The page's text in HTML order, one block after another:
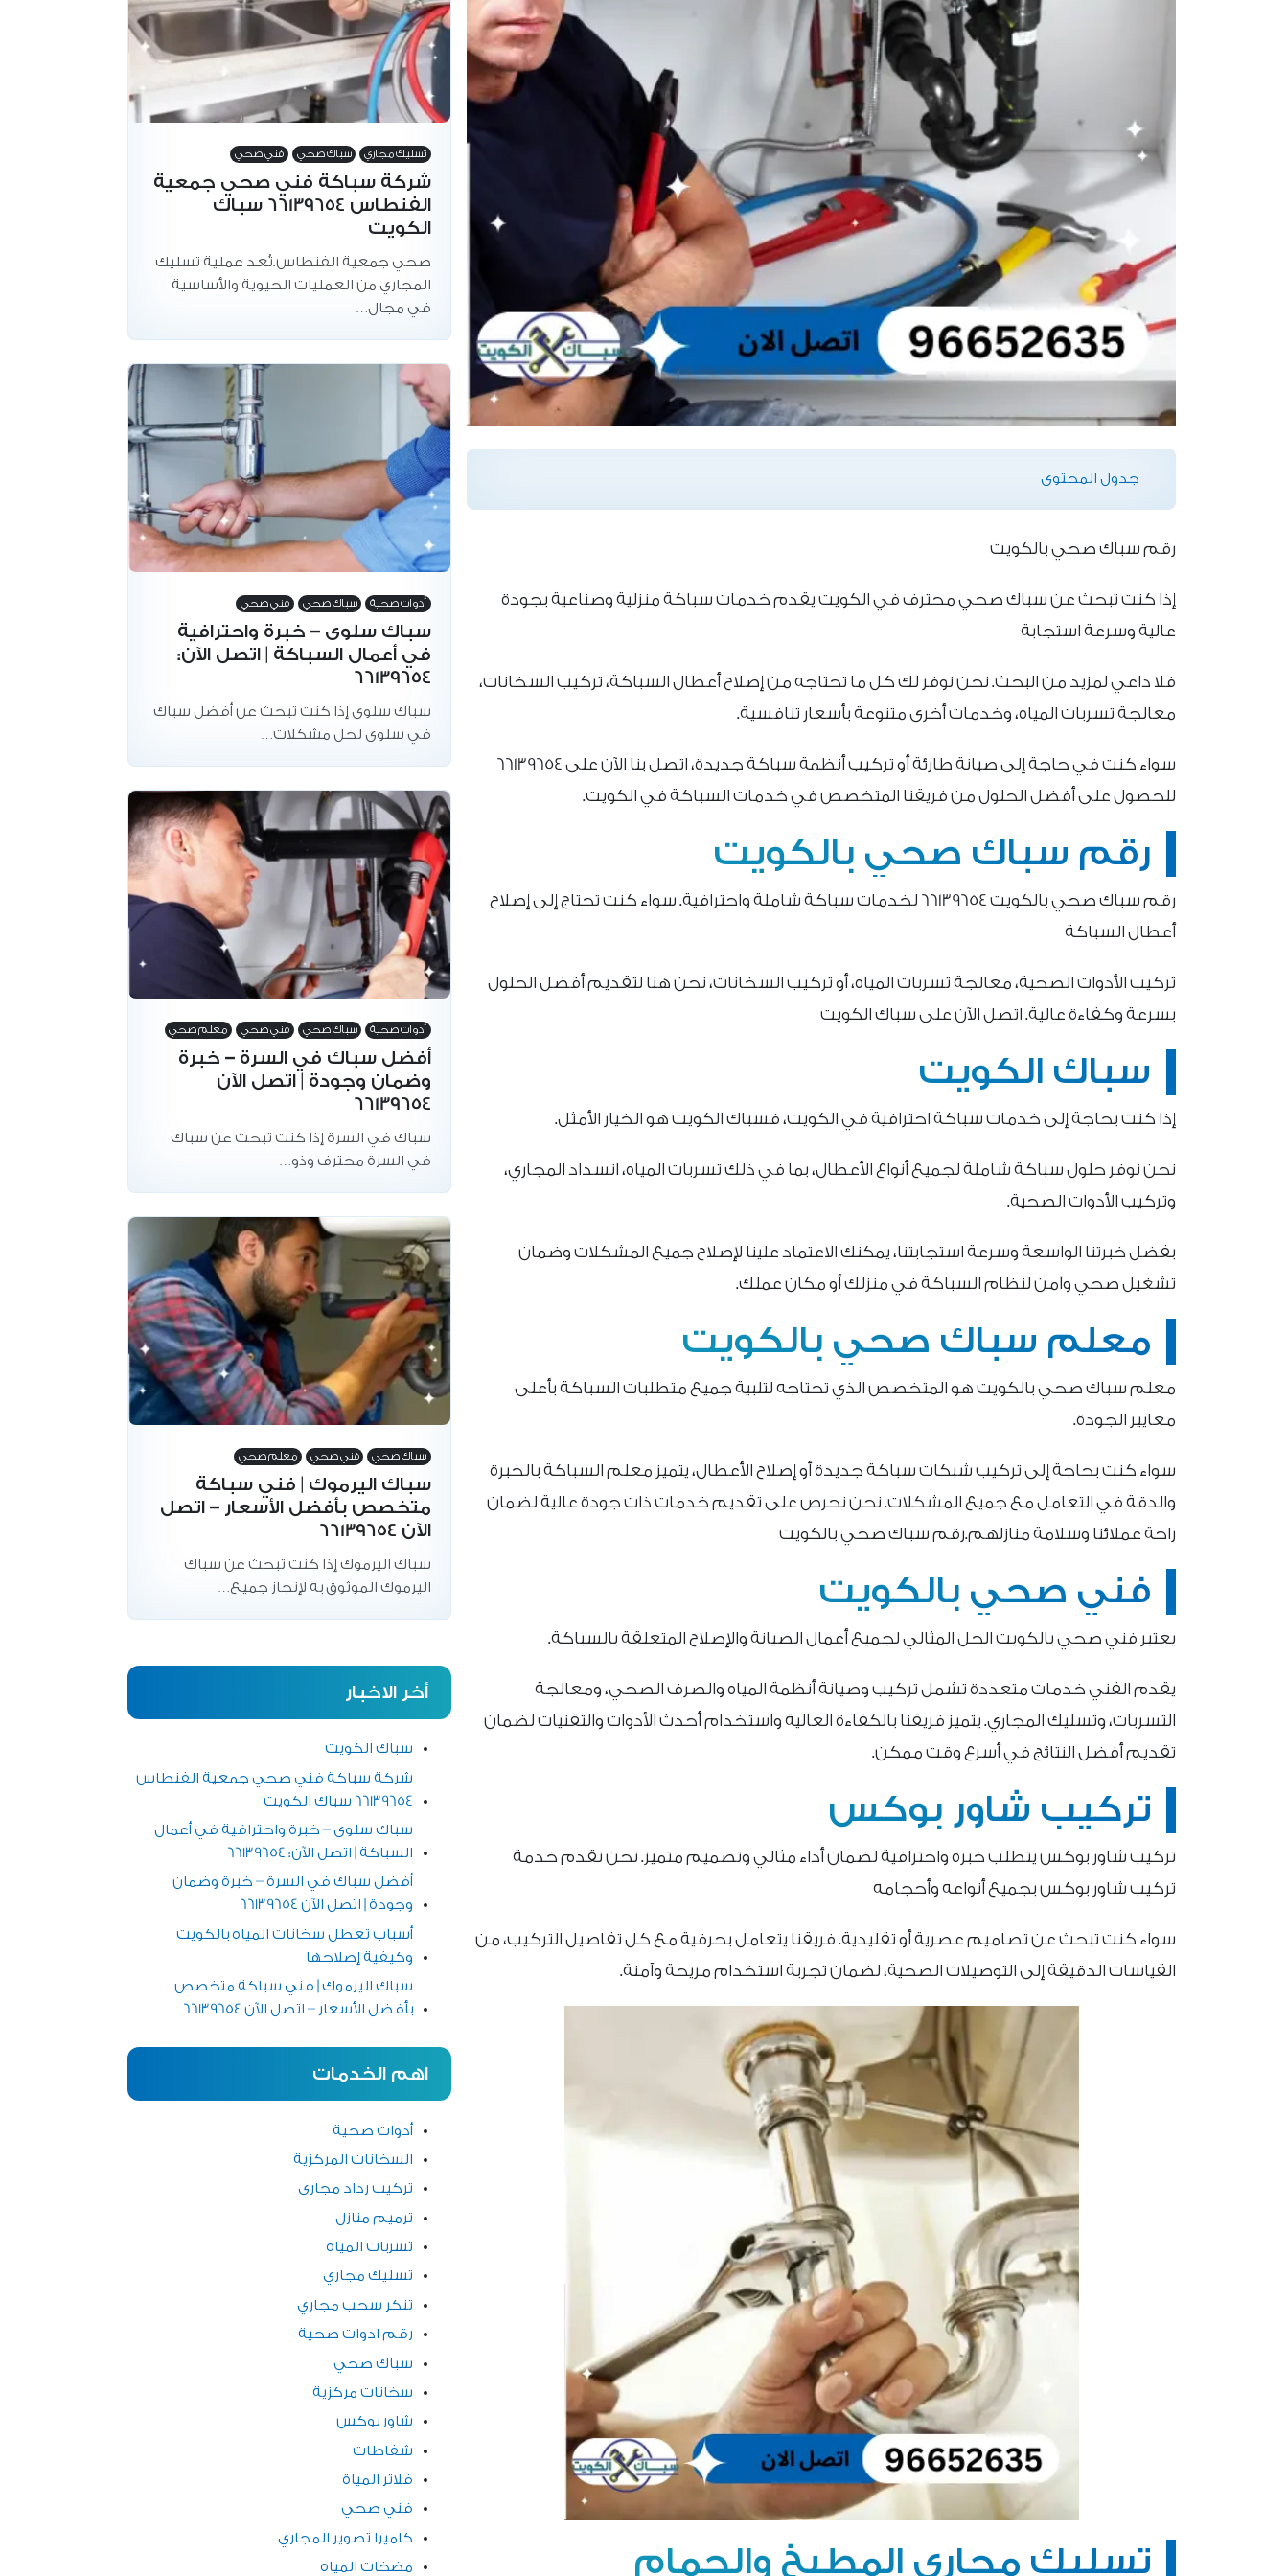
جدول المحتوى
رقم سباك صحي بالكويت
إذا كنت تبحث عن سباك صحي محترف في الكويت يقدم خدمات سباكة منزلية وصناعية بجودة
عالية وسرعة استجابة
فلا داعي لمزيد من البحث. نحن نوفر لك كل ما تحتاجه من إصلاح أعطال السباكة، تركيب السخانات،
معالجة تسربات المياه، وخدمات أخرى متنوعة بأسعار تنافسية.
سواء كنت في حاجة إلى صيانة طارئة أو تركيب أنظمة سباكة جديدة، اتصل بنا الآن على 66139654
للحصول على أفضل الحلول من فريقنا المتخصص في خدمات السباكة في الكويت.
رقم سباك صحي بالكويت
رقم سباك صحي بالكويت 66139654 لخدمات سباكة شاملة واحترافية. سواء كنت تحتاج إلى إصلاح
أعطال السباكة
تركيب الأدوات الصحية، معالجة تسربات المياه، أو تركيب السخانات، نحن هنا لتقديم أفضل الحلول
بسرعة وكفاءة عالية. اتصل الآن على سباك الكويت
سباك الكويت
إذا كنت بحاجة إلى خدمات سباكة احترافية في الكويت، فسباك الكويت هو الخيار الأمثل.
نحن نوفر حلول سباكة شاملة لجميع أنواع الأعطال، بما في ذلك تسربات المياه، انسداد المجاري،
وتركيب الأدوات الصحية.
بفضل خبرتنا الواسعة وسرعة استجابتنا، يمكنك الاعتماد علينا لإصلاح جميع المشكلات وضمان
تشغيل صحي وآمن لنظام السباكة في منزلك أو مكان عملك.
معلم سباك صحي بالكويت
معلم سباك صحي بالكويت هو المتخصص الذي تحتاجه لتلبية جميع متطلبات السباكة بأعلى
معايير الجودة.
سواء كنت بحاجة إلى تركيب شبكات سباكة جديدة أو إصلاح الأعطال، يتميز معلم السباكة بالخبرة
والدقة في التعامل مع جميع المشكلات. نحن نحرص على تقديم خدمات ذات جودة عالية لضمان
راحة عملائنا وسلامة منازلهم.رقم سباك صحي بالكويت
فني صحي بالكويت
يعتبر فني صحي بالكويت الحل المثالي لجميع أعمال الصيانة والإصلاح المتعلقة بالسباكة.
يقدم الفني خدمات متعددة تشمل تركيب وصيانة أنظمة المياه والصرف الصحي، ومعالجة
التسربات، وتسليك المجاري. يتميز فريقنا بالكفاءة العالية واستخدام أحدث الأدوات والتقنيات لضمان
تقديم أفضل النتائج في أسرع وقت ممكن.
تركيب شاور بوكس
تركيب شاور بوكس يتطلب خبرة واحترافية لضمان أداء مثالي وتصميم متميز. نحن نقدم خدمة
تركيب شاور بوكس بجميع أنواعه وأحجامه
سواء كنت تبحث عن تصاميم عصرية أو تقليدية. فريقنا يتعامل بحرفية مع كل تفاصيل التركيب، من
القياسات الدقيقة إلى التوصيلات الصحية، لضمان تجربة استخدام مريحة وآمنة.
تسليك مجاري المطبخ والحمام
تسليك مجاري سباك صحي فني صحي
شركة سباكة فني صحي جمعية
الفنطاس 66139654 سباك
الكويت
صحي جمعية الفنطاس.تُعد عملية تسليك
المجاري من العمليات الحيوية والأساسية
في مجال…
أدوات صحية سباك صحي فني صحي
سباك سلوى – خبرة واحترافية
في أعمال السباكة | اتصل الآن:
66139654
سباك سلوى إذا كنت تبحث عن أفضل سباك
في سلوى لحل مشكلات…
أدوات صحية سباك صحي فني صحي معلم صحي
أفضل سباك في السرة – خبرة
وضمان وجودة | اتصل الآن
66139654
سباك في السرة إذا كنت تبحث عن سباك
في السرة محترف وذو…
سباك صحي فني صحي معلم صحي
سباك اليرموك | فني سباكة
متخصص بأفضل الأسعار – اتصل
الآن 66139654
سباك اليرموك إذا كنت تبحث عن سباك
اليرموك الموثوق به لإنجاز جميع…
أخر الاخبار
سباك الكويت
شركة سباكة فني صحي جمعية الفنطاس
66139654 سباك الكويت
سباك سلوى – خبرة واحترافية في أعمال
السباكة | اتصل الآن: 66139654
أفضل سباك في السرة – خبرة وضمان
وجودة | اتصل الآن 66139654
أسباب تعطل سخانات المياه بالكويت
وكيفية إصلاحها
سباك اليرموك | فني سباكة متخصص
بأفضل الأسعار – اتصل الآن 66139654
اهم الخدمات
أدوات صحية
السخانات المركزية
تركيب رداد مجاري
ترميم منازل
تسربات المياه
تسليك مجاري
تنكر سحب مجاري
رقم ادوات صحية
سباك صحي
سخانات مركزية
شاور بوكس
شفاطات
فلاتر المياة
فني صحي
كاميرا تصوير المجاري
مضخات المياه